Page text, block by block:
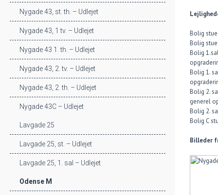
Bolig
Bolig
Bolig
Bolig 1.
Bolig 2.
generel
Bolig 2.
Bolig C
Billeder
Nygade 43, st. th. – Udlejet
Nygade 43, 1 tv. – Udlejet
Nygade 43 1. th. – Udlejet
Nygade 43, 2. tv. – Udlejet
Nygade 43, 2. th. – Udlejet
Nygade 43C – Udlejet
Lavgade 25
Lavgade 25, st. – Udlejet
Lavgade 25, 1. sal – Udlejet
Odense M